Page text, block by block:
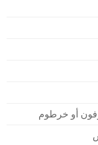
أو خرطوم